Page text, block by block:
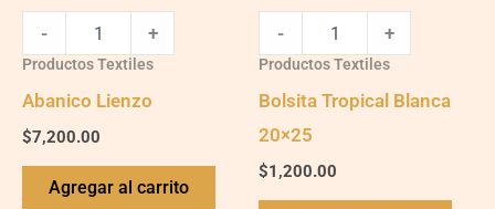
- +
Productos Textiles
Abanico Lienzo
$7,200.00
Agregar al carrito
- +
Productos Textiles
Bolsita Tropical Blanca
20×25
$1,200.00